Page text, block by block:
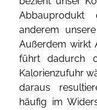
anderem
Außerdem wirkt
führt dadurch
Kalorienzufuhr
daraus
häufig im